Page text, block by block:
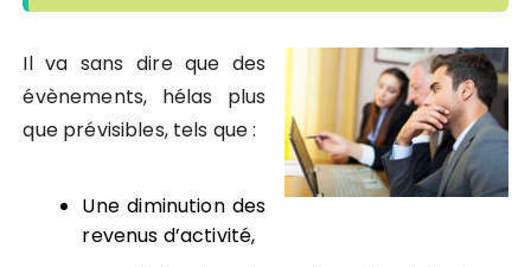
Il va sans dire que des
évènements, hélas plus
que prévisibles, tels que :
Une diminution des
revenus d’activité,